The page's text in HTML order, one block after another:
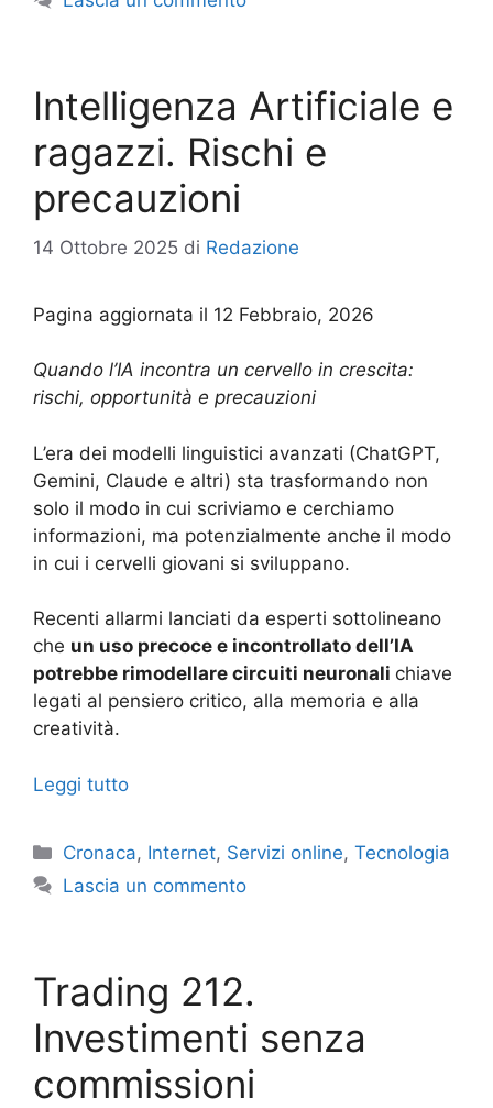
Intelligenza Artificiale e
ragazzi. Rischi e
precauzioni
14 Ottobre 2025 di Redazione
Pagina aggiornata il 12 Febbraio, 2026
Quando l’IA incontra un cervello in crescita:
rischi, opportunità e precauzioni
L’era dei modelli linguistici avanzati (ChatGPT,
Gemini, Claude e altri) sta trasformando non
solo il modo in cui scriviamo e cerchiamo
informazioni, ma potenzialmente anche il modo
in cui i cervelli giovani si sviluppano.
Recenti allarmi lanciati da esperti sottolineano
che un uso precoce e incontrollato dell’IA
potrebbe rimodellare circuiti neuronali chiave
legati al pensiero critico, alla memoria e alla
creatività.
Leggi tutto
Categorie
Cronaca, Internet, Servizi online,Tecnologia
Lascia un commento
Trading 212.
Investimenti senza
commissioni